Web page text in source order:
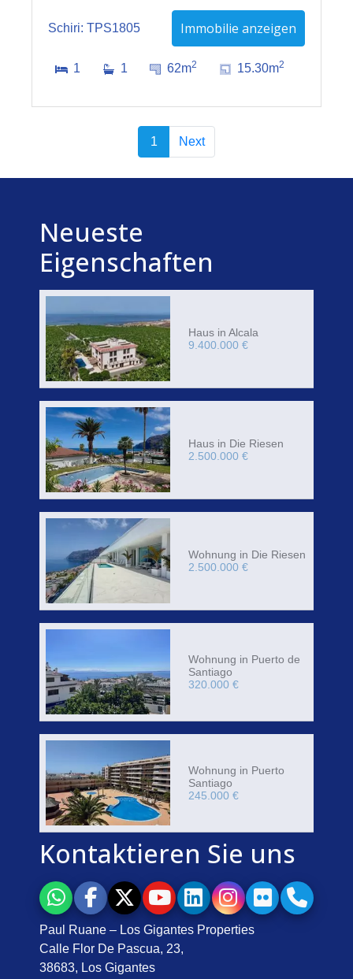
Schiri: TPS1805 Immobilie anzeigen
1 1 62m2 15.30m2
1 Next
Neueste
Eigenschaften
Haus in Alcala
9.400.000 €
Haus in Die Riesen
2.500.000 €
Wohnung in Die Riesen
2.500.000 €
Wohnung in Puerto de
Santiago
320.000 €
Wohnung in Puerto
Santiago
245.000 €
Kontaktieren Sie uns
Paul Ruane – Los Gigantes Properties
Calle Flor De Pascua, 23,
38683, Los Gigantes